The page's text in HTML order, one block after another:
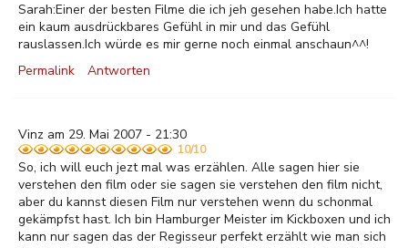
Sarah:Einer der besten Filme die ich jeh gesehen habe.Ich hatte
ein kaum ausdrückbares Gefühl in mir und das Gefühl
rauslassen.Ich würde es mir gerne noch einmal anschaun^^!
Permalink
Antworten
Vinz am 29. Mai 2007 - 21:30
10/10
So, ich will euch jezt mal was erzählen. Alle sagen hier sie
verstehen den film oder sie sagen sie verstehen den film nicht,
aber du kannst diesen Film nur verstehen wenn du schonmal
gekämpfst hast. Ich bin Hamburger Meister im Kickboxen und ich
kann nur sagen das der Regisseur perfekt erzählt wie man sich